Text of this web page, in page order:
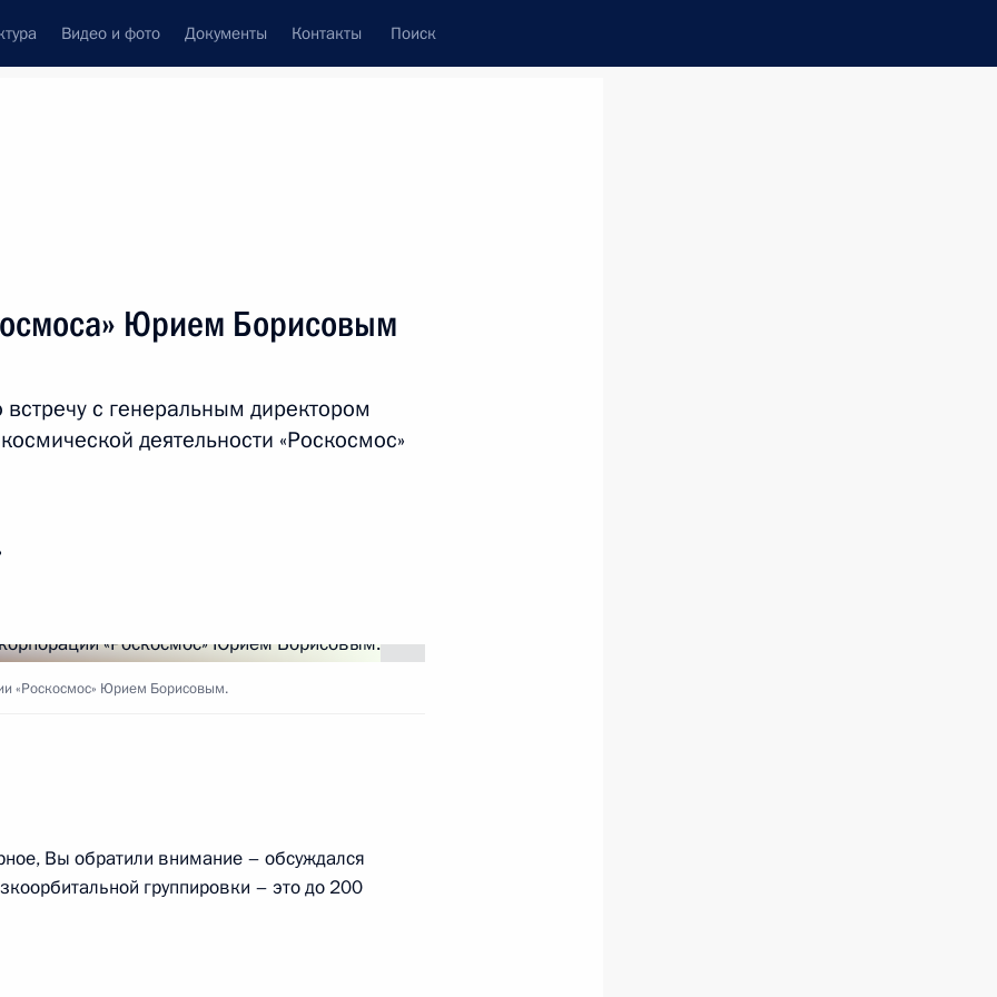
Видео и фото Документы Контакты Поиск
Подписаться на ленту
международного
генерального
Юрием Борисовым
с генеральным директором
деятельности «Роскосмос»
«Роскосмос» Юрием Борисовым.
Вы обратили внимание – обсуждался
группировки – это до 200